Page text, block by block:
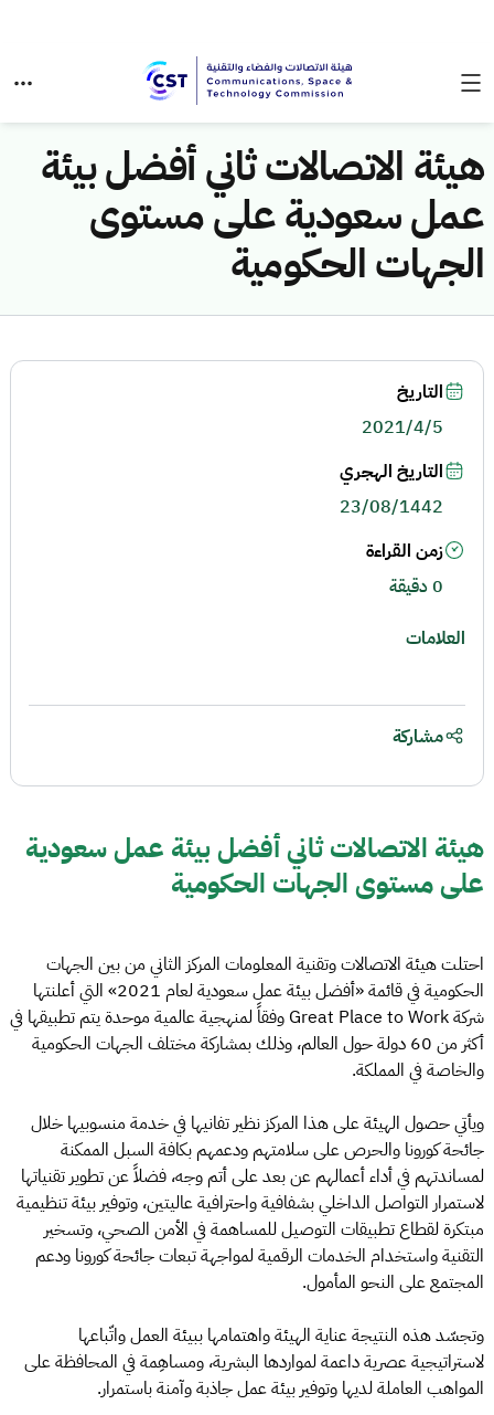
هيئة الاتصالات ثاني أفضل بيئة
عمل سعودية على مستوى
الجهات الحكومية
هيئة الاتصالات ثاني أفضل بيئة عمل سعودية
على مستوى الجهات الحكومية
احتلت هيئة الاتصالات وتقنية المعلومات المركز الثاني من بين الجهات
الحكومية في قائمة «أفضل بيئة عمل سعودية لعام 2021» التي أعلنتها
شركة Great Place to Work وفقاً لمنهجية عالمية موحدة يتم تطبيقها في
أكثر من 60 دولة حول العالم، وذلك بمشاركة مختلف الجهات الحكومية
والخاصة في المملكة.
ويأتي حصول الهيئة على هذا المركز نظير تفانيها في خدمة منسوبيها خلال
جائحة كورونا والحرص على سلامتهم ودعمهم بكافة السبل الممكنة
لمساندتهم في أداء أعمالهم عن بعد على أتم وجه، فضلاً عن تطوير تقنياتها
لاستمرار التواصل الداخلي بشفافية واحترافية عاليتين، وتوفير بيئة تنظيمية
مبتكرة لقطاع تطبيقات التوصيل للمساهمة في الأمن الصحي، وتسخير
التقنية واستخدام الخدمات الرقمية لمواجهة تبعات جائحة كورونا ودعم
المجتمع على النحو المأمول.
وتجسّد هذه النتيجة عناية الهيئة واهتمامها ببيئة العمل واتّباعها
لاستراتيجية عصرية داعمة لمواردها البشرية، ومساهِمة في المحافظة على
المواهب العاملة لديها وتوفير بيئة عمل جاذبة وآمنة باستمرار.
التاريخ
2021/4/5
التاريخ الهجري
23/08/1442
زمن القراءة
0 دقيقة
العلامات
مشاركة